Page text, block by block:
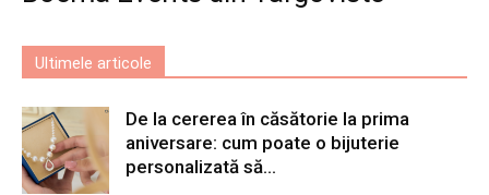
Ultimele articole
De la cererea în căsătorie la prima
aniversare: cum poate o bijuterie
personalizată să...